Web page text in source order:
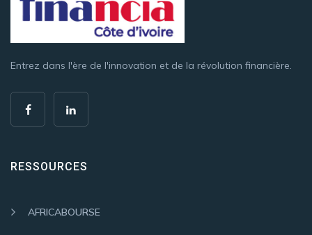
Entrez dans l'ère de l'innovation et de la révolution financière.
RESSOURCES
AFRICABOURSE